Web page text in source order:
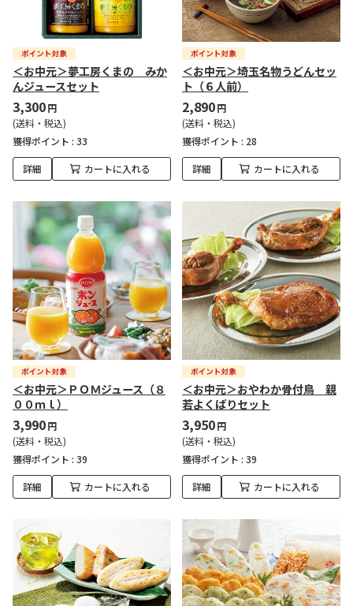
＜お中元＞夢工房くまの みか
んジュースセット
3,300円
(送料・税込)
獲得ポイント : 33
詳細 カートに入れる
＜お中元＞埼玉名物うどんセッ
ト（６人前）
2,890円
(送料・税込)
獲得ポイント : 28
詳細 カートに入れる
＜お中元＞ＰＯＭジュース（８
００ｍｌ）
3,990円
(送料・税込)
獲得ポイント : 39
詳細 カートに入れる
＜お中元＞おやわか骨付鳥 親
若よくばりセット
3,950円
(送料・税込)
獲得ポイント : 39
詳細 カートに入れる